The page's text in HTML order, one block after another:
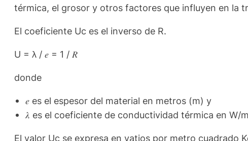
térmica, el grosor y otros factores que influyen en la
El coeficiente Uc es el inverso de R.
U = λ / 𝑒 = 1 / 𝑅
donde
𝑒 es el espesor del material en metros (m) y
𝜆 es el coeficiente de conductividad térmica en W/
El valor Uc se expresa en vatios por metro cuadrado